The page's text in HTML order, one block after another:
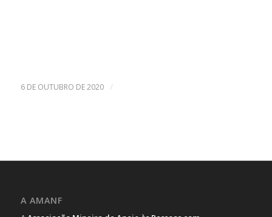
6 DE OUTUBRO DE 2020 /
A AMANF